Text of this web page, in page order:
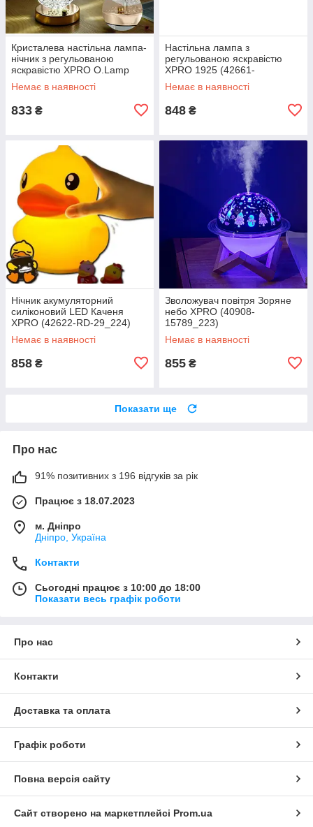
Кристалева настільна лампа-
нічник з регульованою
яскравістю XPRO O.Lamp
(43715-_209)
Немає в наявності
833 ₴
Настільна лампа з
регульованою яскравістю
XPRO 1925 (42661-
1925_218)
Немає в наявності
848 ₴
Нічник акумуляторний
силіконовий LED Каченя
XPRO (42622-RD-29_224)
Немає в наявності
858 ₴
Зволожувач повітря Зоряне
небо XPRO (40908-
15789_223)
Немає в наявності
855 ₴
Показати ще
Про нас
91% позитивних з 196 відгуків за рік
Працює з 18.07.2023
м. Дніпро
Дніпро, Україна
Контакти
Сьогодні працює з 10:00 до 18:00
Показати весь графік роботи
Про нас
Контакти
Доставка та оплата
Графік роботи
Повна версія сайту
Сайт створено на маркетплейсі Prom.ua